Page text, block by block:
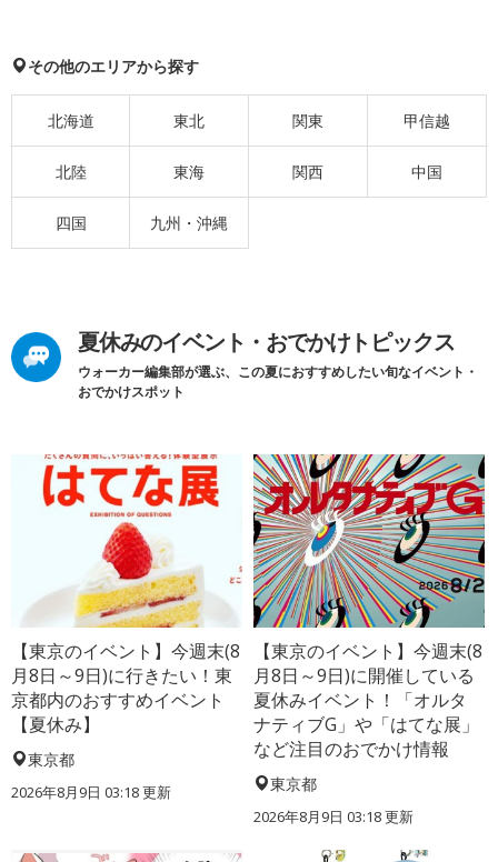
その他のエリアから探す
北海道 東北 関東 甲信越
北陸 東海 関西 中国
四国 九州・沖縄
夏休みのイベント・おでかけトピックス
ウォーカー編集部が選ぶ、この夏におすすめしたい旬なイベント・
おでかけスポット
【東京のイベント】今週末(8
月8日～9日)に行きたい！東
京都内のおすすめイベント
【夏休み】
東京都
2026年8月9日 03:18更新
【東京のイベント】今週末(8
月8日～9日)に開催している
夏休みイベント！「オルタ
ナティブG」や「はてな展」
など注目のおでかけ情報
東京都
2026年8月9日 03:18更新